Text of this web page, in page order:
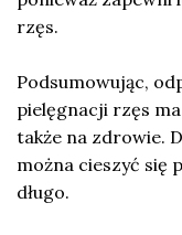
rzęs.
Podsumowując,
pielęgnacji rzęs
także na zdrowie.
można cieszyć się
długo.